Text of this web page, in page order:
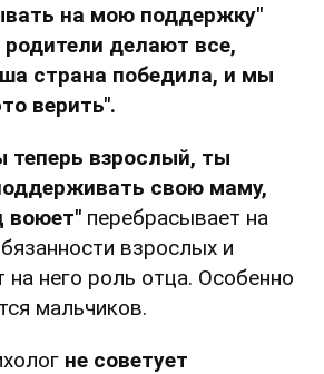
на мою поддержку"
родители делают все,
страна победила, и мы
верить".
теперь взрослый, ты
свою маму,
воюет" перебрасывает на
взрослых и
на него роль отца. Особенно
мальчиков.
не советует